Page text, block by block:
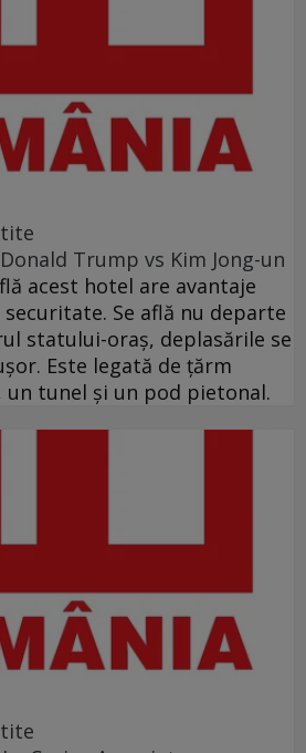
Trump vs Kim Jong-un
acest hotel are avantaje
Se află nu departe
statului-oraş, deplasările se
Este legată de ţărm
tunel şi un pod pietonal.